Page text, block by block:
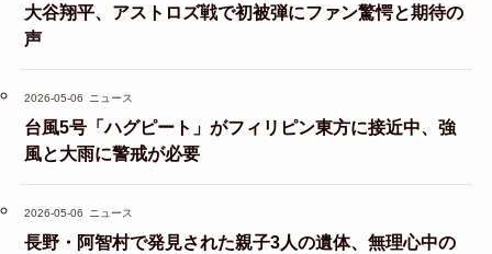
大谷翔平、アストロズ戦で初被弾にファン驚愕と期待の
声
2026-05-06 ニュース
台風5号「ハグピート」がフィリピン東方に接近中、強
風と大雨に警戒が必要
2026-05-06 ニュース
長野・阿智村で発見された親子3人の遺体、無理心中の